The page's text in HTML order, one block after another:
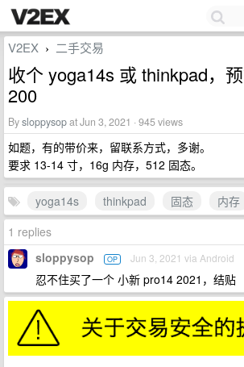
V2EX › 二手交易
收个 yoga14s 或 thinkpad，
200
Bysloppysopat Jun 3, 2021 · 945 views
如题，有的带价来，留联系方式，多谢。
要求 13-14 寸，16g 内存，512 固态。
yoga14s thinkpad 固态
内存
1 replies
sloppysop OP Jun 3, 2021 via Android
忍不住买了一个 小新 pro14 2021，结贴